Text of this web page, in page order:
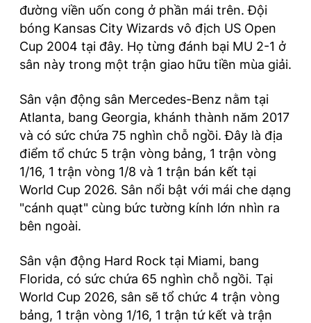
đường viền uốn cong ở phần mái trên. Đội
bóng Kansas City Wizards vô địch US Open
Cup 2004 tại đây. Họ từng đánh bại MU 2-1 ở
sân này trong một trận giao hữu tiền mùa giải.
Sân vận động sân Mercedes-Benz nằm tại
Atlanta, bang Georgia, khánh thành năm 2017
và có sức chứa 75 nghìn chỗ ngồi. Đây là địa
điểm tổ chức 5 trận vòng bảng, 1 trận vòng
1/16, 1 trận vòng 1/8 và 1 trận bán kết tại
World Cup 2026. Sân nổi bật với mái che dạng
"cánh quạt" cùng bức tường kính lớn nhìn ra
bên ngoài.
Sân vận động Hard Rock tại Miami, bang
Florida, có sức chứa 65 nghìn chỗ ngồi. Tại
World Cup 2026, sân sẽ tổ chức 4 trận vòng
bảng, 1 trận vòng 1/16, 1 trận tứ kết và trận